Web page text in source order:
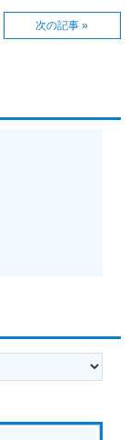
次の記事 »